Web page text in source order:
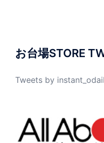
お台場STORE
Tweets by